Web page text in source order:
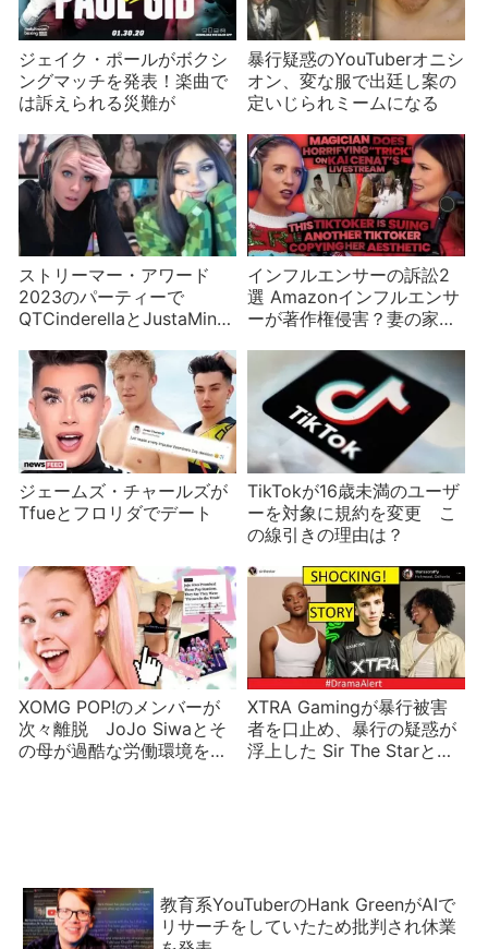
ジェイク・ポールがボクシ
ングマッチを発表！楽曲で
は訴えられる災難が
暴行疑惑のYouTuberオニシ
オン、変な服で出廷し案の
定いじられミームになる
ストリーマー・アワード
2023のパーティーで
QTCinderellaとJustaMinx
インフルエンサーの訴訟2
選 Amazonインフルエンサ
ーが著作権侵害？妻の家は
ジェームズ・チャールズが
Tfueとフロリダでデート
TikTokが16歳未満のユーザ
ーを対象に規約を変更 こ
の線引きの理由は？
XOMG POP!のメンバーが
次々離脱 JoJo Siwaとそ
の母が過酷な労働環境を批
XTRA Gamingが暴行被害
者を口止め、暴行の疑惑が
浮上した Sir The Starと
教育系YouTuberのHank GreenがAIで
リサーチをしていたため批判され休業